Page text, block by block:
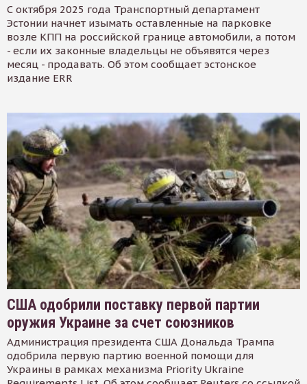
С октября 2025 года Транспортный департамент
Эстонии начнет изымать оставленные на парковке
возле КПП на российской границе автомобили, а потом
- если их законные владельцы не объявятся через
месяц - продавать. Об этом сообщает эстонское
издание ERR
США одобрили поставку первой партии
оружия Украине за счет союзников
Администрация президента США Дональда Трампа
одобрила первую партию военной помощи для
Украины в рамках механизма Priority Ukraine